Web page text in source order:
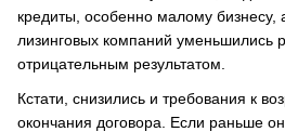
кредиты, особенно малому бизнесу,
лизинговых компаний уменьшились
отрицательным результатом.
Кстати, снизились и требования к
окончания договора. Если раньше